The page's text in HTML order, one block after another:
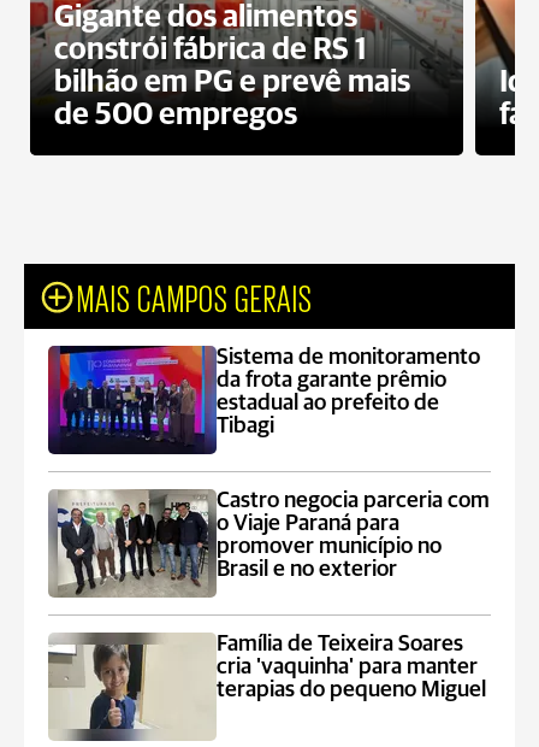
Gigante dos alimentos
constrói fábrica de RS 1
bilhão em PG e prevê mais
de 500 empregos
MAIS CAMPOS GERAIS
Sistema de monitoramento
da frota garante prêmio
estadual ao prefeito de
Tibagi
Castro negocia parceria com
o Viaje Paraná para
promover município no
Brasil e no exterior
Família de Teixeira Soares
cria 'vaquinha' para manter
terapias do pequeno Miguel